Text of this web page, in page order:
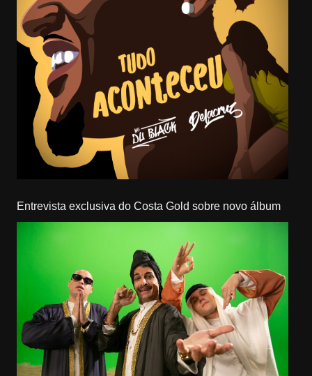
Entrevista exclusiva do Costa Gold sobre novo álbum